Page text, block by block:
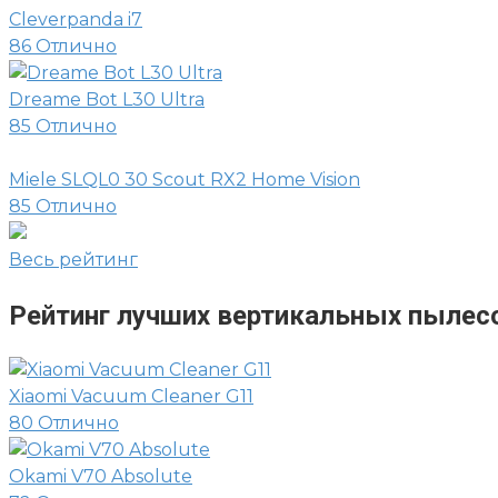
Cleverpanda i7
86 Отлично
Dreame Bot L30 Ultra
85 Отлично
Miele SLQL0 30 Scout RX2 Home Vision
85 Отлично
Весь рейтинг
Рейтинг лучших вертикальных
Xiaomi Vacuum Cleaner G11
80 Отлично
Okami V70 Absolute